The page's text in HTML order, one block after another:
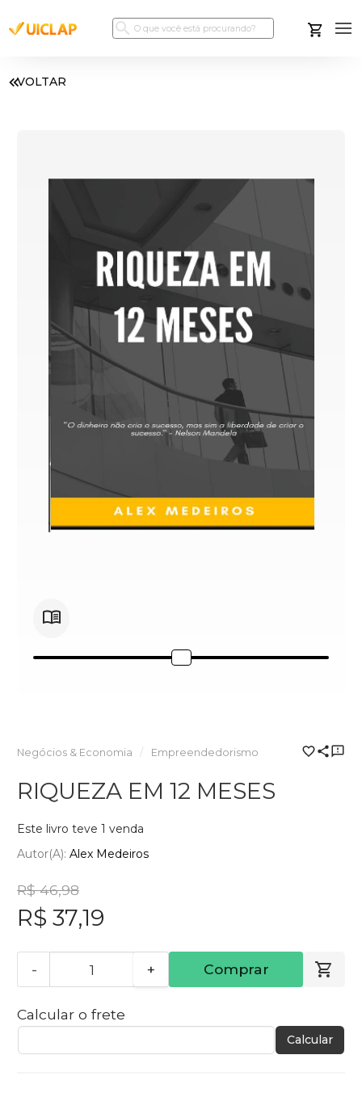
VOLTAR
Negócios & Economia Empreendedorismo
RIQUEZA EM 12 MESES
Este livro teve 1 venda
Autor(a): Alex Medeiros
R$ 46,98
R$ 37,19
- + Comprar
Calcular o frete
Calcular